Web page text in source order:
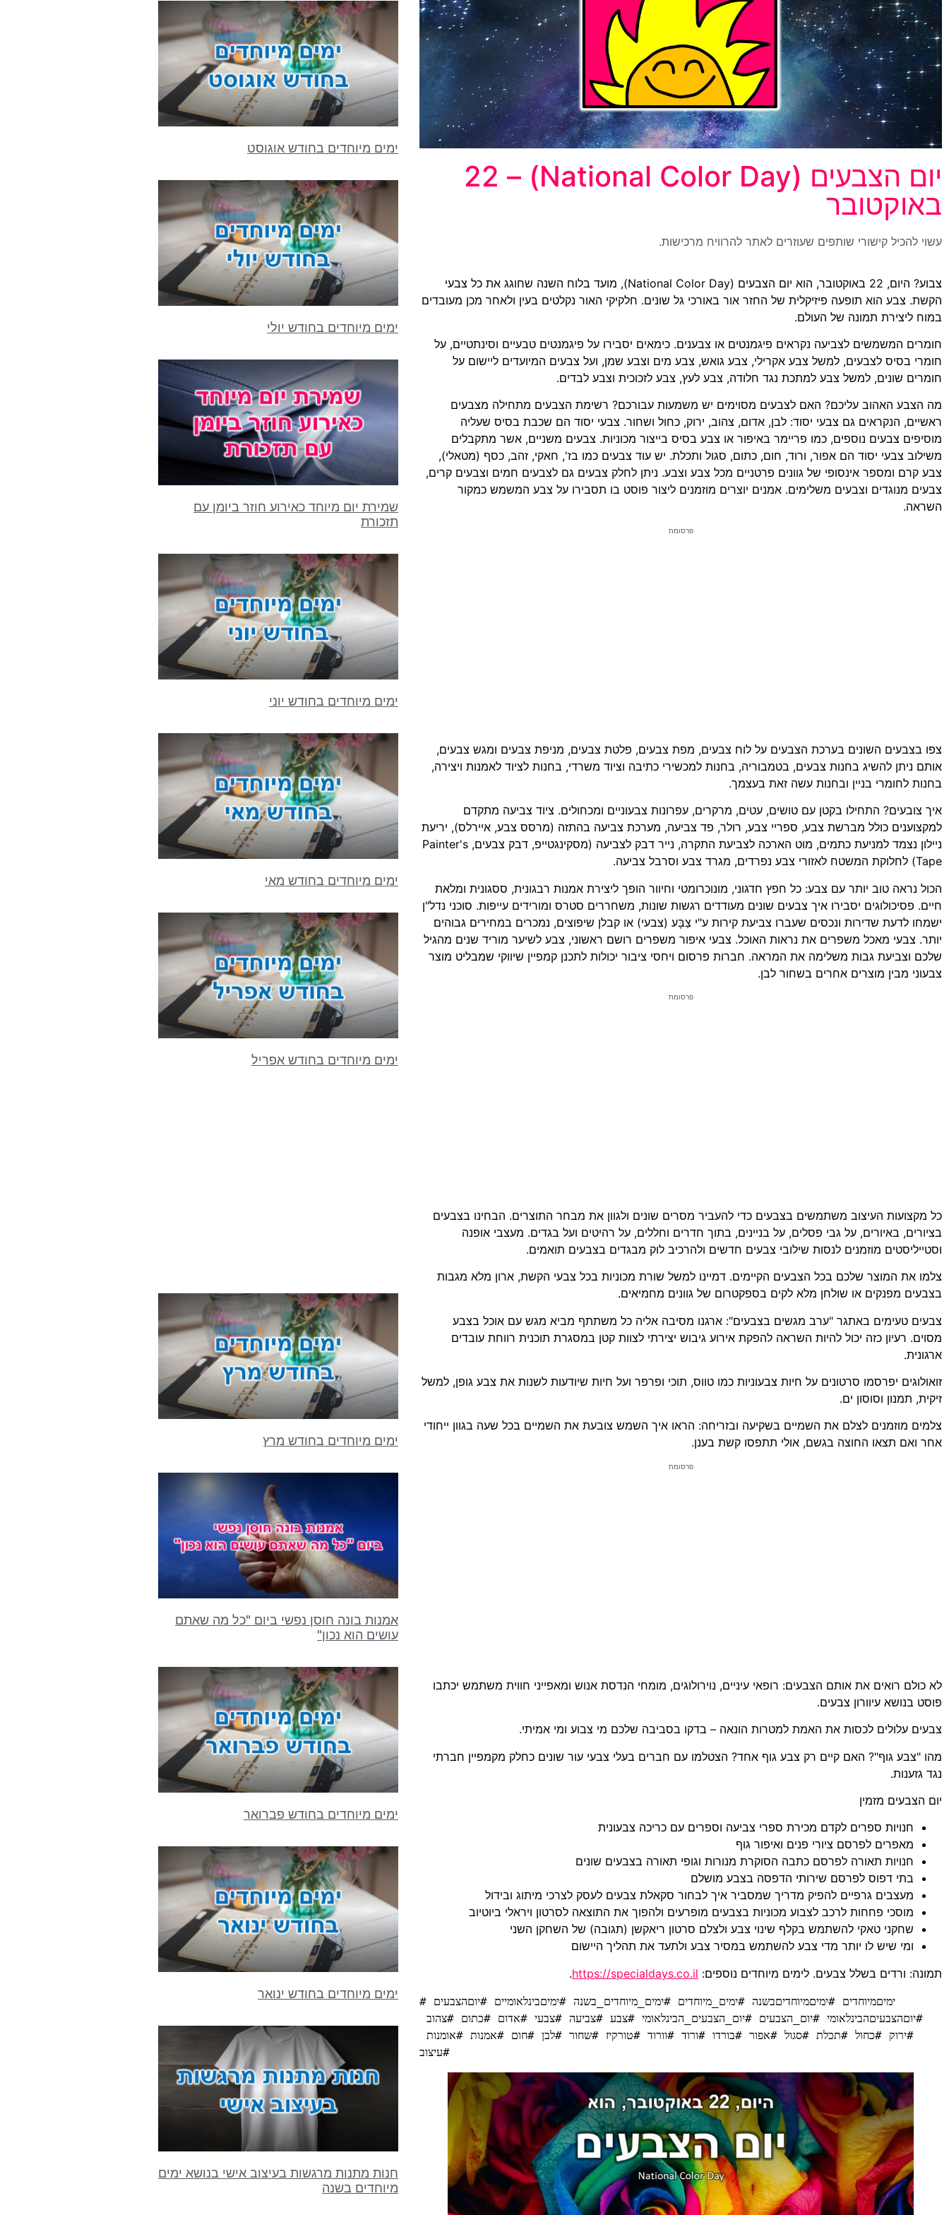
יום הצבעים (National Color Day) – 22
באוקטובר
עשוי להכיל קישורי שותפים שעוזרים לאתר להרוויח מרכישות.
צבוע? היום, 22 באוקטובר, הוא יום הצבעים (National Color Day), מועד בלוח השנה שחוגג את כל צבעי
הקשת. צבע הוא תופעה פיזיקלית של החזר אור באורכי גל שונים. חלקיקי האור נקלטים בעין ולאחר מכן מעובדים
במוח ליצירת תמונה של העולם.
חומרים המשמשים לצביעה נקראים פיגמנטים או צבענים. כימאים יסבירו על פיגמנטים טבעיים וסינתטיים, על
חומרי בסיס לצבעים, למשל צבע אקרילי, צבע גואש, צבע מים וצבע שמן, ועל צבעים המיועדים ליישום על
חומרים שונים, למשל צבע למתכת נגד חלודה, צבע לעץ, צבע לזכוכית וצבע לבדים.
מה הצבע האהוב עליכם? האם לצבעים מסוימים יש משמעות עבורכם? רשימת הצבעים מתחילה מצבעים
ראשיים, הנקראים גם צבעי יסוד: לבן, אדום, צהוב, ירוק, כחול ושחור. צבעי יסוד הם שכבת בסיס שעליה
מוסיפים צבעים נוספים, כמו פריימר באיפור או צבע בסיס בייצור מכוניות. צבעים משניים, אשר מתקבלים
משילוב צבעי יסוד הם אפור, ורוד, חום, כתום, סגול ותכלת. יש עוד צבעים כמו בז', חאקי, זהב, כסף (מטאלי),
צבע קרם ומספר אינסופי של גוונים פרטניים מכל צבע וצבע. ניתן לחלק צבעים גם לצבעים חמים וצבעים קרים,
צבעים מנוגדים וצבעים משלימים. אמנים יוצרים מוזמנים ליצור פוסט בו תסבירו על צבע המשמש כמקור
השראה.
פרסומת
צפו בצבעים השונים בערכת הצבעים על לוח צבעים, מפת צבעים, פלטת צבעים, מניפת צבעים ומגש צבעים,
אותם ניתן להשיג בחנות צבעים, בטמבוריה, בחנות למכשירי כתיבה וציוד משרדי, בחנות לציוד לאמנות ויצירה,
בחנות לחומרי בניין ובחנות עשה זאת בעצמך.
איך צובעים? התחילו בקטן עם טושים, עטים, מרקרים, עפרונות צבעוניים ומכחולים. ציוד צביעה מתקדם
למקצוענים כולל מברשת צבע, ספריי צבע, רולר, פד צביעה, מערכת צביעה בהתזה (מרסס צבע, איירלס), יריעת
ניילון נצמד למניעת כתמים, מוט הארכה לצביעת התקרה, נייר דבק לצביעה (מסקינגטייפ, דבק צבעים, Painter's
Tape) לחלוקת המשטח לאזורי צבע נפרדים, מגרד צבע וסרבל צביעה.
הכול נראה טוב יותר עם צבע: כל חפץ חדגוני, מונוכרומטי וחיוור הופך ליצירת אמנות רבגונית, ססגונית ומלאת
חיים. פסיכולוגים יסבירו איך צבעים שונים מעודדים רגשות שונות, משחררים סטרס ומורידים עייפות. סוכני נדל"ן
ישמחו לדעת שדירות ונכסים שעברו צביעת קירות ע"י צַבָּע (צבעי) או קבלן שיפוצים, נמכרים במחירים גבוהים
יותר. צבעי מאכל משפרים את נראות האוכל. צבעי איפור משפרים רושם ראשוני, צבע לשיער מוריד שנים מהגיל
שלכם וצביעת גבות משלימה את המראה. חברות פרסום ויחסי ציבור יכולות לתכנן קמפיין שיווקי שמבליט מוצר
צבעוני מבין מוצרים אחרים בשחור לבן.
פרסומת
כל מקצועות העיצוב משתמשים בצבעים כדי להעביר מסרים שונים ולגוון את מבחר התוצרים. הבחינו בצבעים
בציורים, באיורים, על גבי פסלים, על בניינים, בתוך חדרים וחללים, על רהיטים ועל בגדים. מעצבי אופנה
וסטייליסטים מוזמנים לנסות שילובי צבעים חדשים ולהרכיב לוק מבגדים בצבעים תואמים.
צלמו את המוצר שלכם בכל הצבעים הקיימים. דמיינו למשל שורת מכוניות בכל צבעי הקשת, ארון מלא מגבות
בצבעים מפנקים או שולחן מלא לקים בספקטרום של גוונים מחמיאים.
צבעים טעימים באתגר "ערב מגשים בצבעים": ארגנו מסיבה אליה כל משתתף מביא מגש עם אוכל בצבע
מסוים. רעיון כזה יכול להיות השראה להפקת אירוע גיבוש יצירתי לצוות קטן במסגרת תוכנית רווחת עובדים
ארגונית.
זואולוגים יפרסמו סרטונים על חיות צבעוניות כמו טווס, תוכי ופרפר ועל חיות שיודעות לשנות את צבע גופן, למשל
זיקית, תמנון וסוסון ים.
צלמים מוזמנים לצלם את השמיים בשקיעה ובזריחה: הראו איך השמש צובעת את השמיים בכל שעה בגוון ייחודי
אחר ואם תצאו החוצה בגשם, אולי תתפסו קשת בענן.
פרסומת
לא כולם רואים את אותם הצבעים: רופאי עיניים, נוירולוגים, מומחי הנדסת אנוש ומאפייני חווית משתמש יכתבו
פוסט בנושא עיוורון צבעים.
צבעים עלולים לכסות את האמת למטרות הונאה – בדקו בסביבה שלכם מי צבוע ומי אמיתי.
מהו "צבע גוף"? האם קיים רק צבע גוף אחד? הצטלמו עם חברים בעלי צבעי עור שונים כחלק מקמפיין חברתי
נגד גזענות.
יום הצבעים מזמין
חנויות ספרים לקדם מכירת ספרי צביעה וספרים עם כריכה צבעונית
מאפרים לפרסם ציורי פנים ואיפור גוף
חנויות תאורה לפרסם כתבה הסוקרת מנורות וגופי תאורה בצבעים שונים
בתי דפוס לפרסם שירותי הדפסה בצבע מושלם
מעצבים גרפיים להפיק מדריך שמסביר איך לבחור סקאלת צבעים לעסק לצרכי מיתוג ובידול
מוסכי פחחות לרכב לצבוע מכוניות בצבעים מופרעים ולהפוך את התוצאה לסרטון ויראלי ביוטיוב
שחקני טאקי להשתמש בקלף שינוי צבע ולצלם סרטון ריאקשן (תגובה) של השחקן השני
ומי שיש לו יותר מדי צבע להשתמש במסיר צבע ולתעד את תהליך היישום
תמונה: ורדים בשלל צבעים. לימים מיוחדים נוספים: https://specialdays.co.il
.
#ימיםמיוחדים #ימיםמיוחדיםבשנה #ימים_מיוחדים #ימים_מיוחדים_בשנה #ימיםבינלאומיים #יוםהצבעים
#יוםהצבעיםהבינלאומי #יום_הצבעים #יום_הצבעים_הבינלאומי #צבע #צביעה #צבעי #אדום #כתום #צהוב
#ירוק #כחול #תכלת #סגול #אפור #בורדו #ורוד #וורוד #טורקיז #שחור #לבן #חום #אמנות #אומנות
#עיצוב
ימים מיוחדים בחודש אוגוסט
ימים מיוחדים בחודש יולי
שמירת יום מיוחד כאירוע חוזר ביומן עם
תזכורת
ימים מיוחדים בחודש יוני
ימים מיוחדים בחודש מאי
ימים מיוחדים בחודש אפריל
ימים מיוחדים בחודש מרץ
אמנות בונה חוסן נפשי ביום "כל מה שאתם
עושים הוא נכון"
ימים מיוחדים בחודש פברואר
ימים מיוחדים בחודש ינואר
חנות מתנות מרגשות בעיצוב אישי בנושא ימים
מיוחדים בשנה